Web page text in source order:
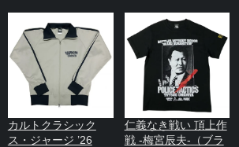
カルトクラシック
ス・ジャージ ’26
仁義なき戦い 頂上作
戦 -梅宮辰夫-（ブラ